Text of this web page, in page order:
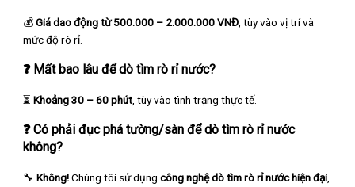
💰Giá dao động từ 500.000 – 2.000.000 VNĐ , tùy vào vị trí và
mức độ rò rỉ.
❓ Mất bao lâu để dò tìm rò rỉ nước?
⏳Khoảng 30 – 60 phút , tùy vào tình trạng thực tế.
❓Có phải đục phá tường/sàn để dò tìm rò rỉ nước
không?
🔧Không!Chúng tôi sử dụngcông nghệ dò tìm rò rỉ nước hiện đại